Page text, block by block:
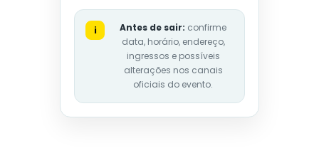
i Antes de sair: confirme
data, horário, endereço,
ingressos e possíveis
alterações nos canais
oficiais do evento.